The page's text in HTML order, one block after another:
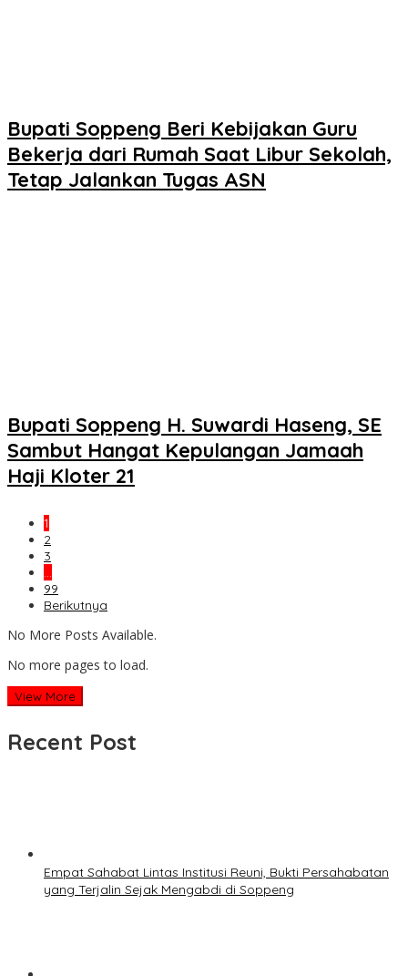
Bupati Soppeng Beri Kebijakan Guru
Bekerja dari Rumah Saat Libur Sekolah,
Tetap Jalankan Tugas ASN
Bupati Soppeng H. Suwardi Haseng, SE
Sambut Hangat Kepulangan Jamaah
Haji Kloter 21
1
2
3
…
99
Berikutnya
No More Posts Available.
No more pages to load.
View More
Recent Post
Empat Sahabat Lintas Institusi Reuni, Bukti Persahabatan
yang Terjalin Sejak Mengabdi di Soppeng